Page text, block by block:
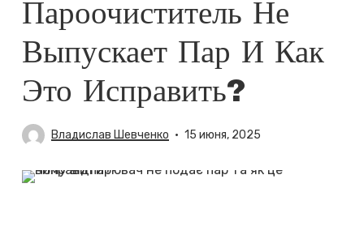
Пароочиститель Не
Выпускает Пар И Как
Это Исправить?
Владислав Шевченко 15 июня, 2025